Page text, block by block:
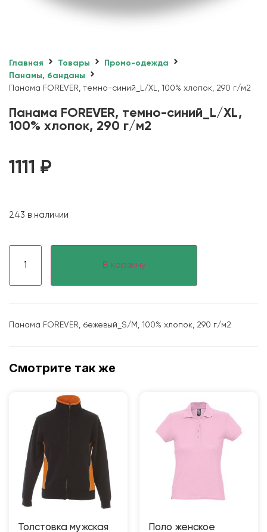
Главная Товары
Промо-одежда
Панамы, банданы
Панама FOREVER, темно-синий_L/XL, 100% хлопок, 290 г/м2
Панама FOREVER, темно-синий_L/XL,
100% хлопок, 290 г/м2
1111 ₽
243 в наличии
В корзину
Панама FOREVER, бежевый_S/M, 100% хлопок, 290 г/м2
Смотрите так же
Толстовка мужская
Поло женское